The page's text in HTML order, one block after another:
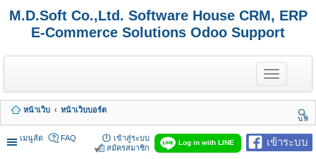
M.D.Soft Co.,Ltd. Software House CRM, ERP
E-Commerce Solutions Odoo Support
T
o
g
e
n
a
หน้าเว็บ
หน้าเว็บบอร์ด
นห
า
เมนูลัด
เข้าระบบ
Log in with LINE
FAQ
เข้าสู่ระบบ
สมัครสมาชิก